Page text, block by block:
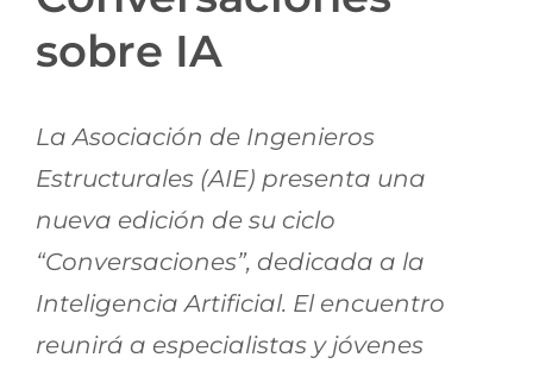
Socios
Contacto
sobre IA
La Asociación de Ingenieros
Estructurales (AIE) presenta una
nueva edición de su ciclo
“Conversaciones”, dedicada a la
Inteligencia Artificial. El encuentro
reunirá a especialistas y jóvenes